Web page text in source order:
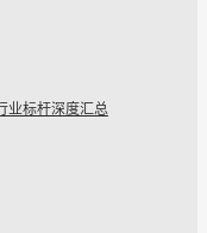
业标杆深度汇总